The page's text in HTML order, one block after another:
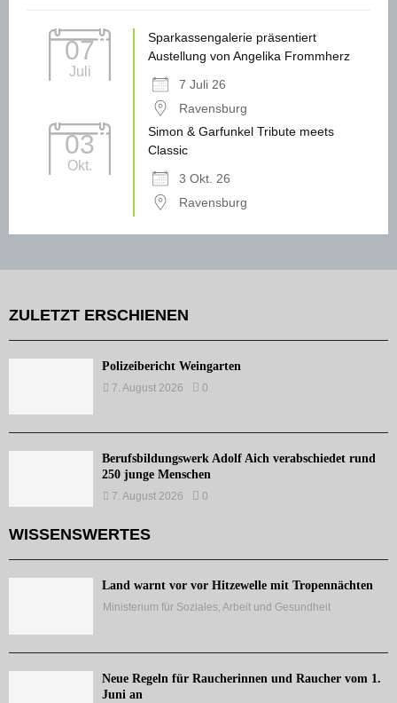
07
Juli
Sparkassengalerie präsentiert
Austellung von Angelika Frommherz
7 Juli 26
Ravensburg
03
Okt.
Simon & Garfunkel Tribute meets
Classic
3 Okt. 26
Ravensburg
ZULETZT ERSCHIENEN
Polizeibericht Weingarten
7. August 2026 0
Berufsbildungswerk Adolf Aich verabschiedet rund
250 junge Menschen
7. August 2026 0
WISSENSWERTES
Land warnt vor vor Hitzewelle mit Tropennächten
Ministerium für Soziales, Arbeit und Gesundheit
Neue Regeln für Raucherinnen und Raucher vom 1.
Juni an